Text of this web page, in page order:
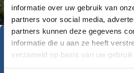
informatie over uw gebruik van
partners voor social media,
partners kunnen deze gegevens
informatie die u aan ze heeft
verzameld op basis van uw
Geïnspireerd